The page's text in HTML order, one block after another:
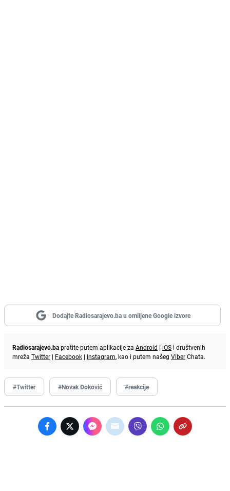
Dodajte Radiosarajevo.ba u omiljene Google izvore
Radiosarajevo.bapratite putem aplikacije za Android | iOS i društvenih
mreža Twitter | Facebook | Instagram, kao i putem našeg ViberChata.
#Twitter #Novak Đoković #reakcije